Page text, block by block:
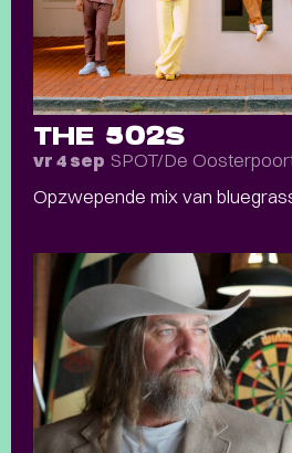
THE 502S
vr 4 sep SPOT/De
Opzwepende mix van